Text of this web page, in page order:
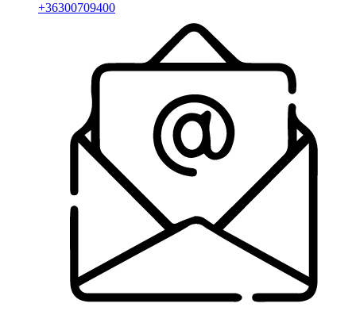
+36300709400